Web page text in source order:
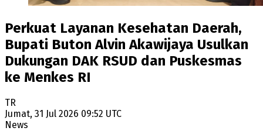
Perkuat Layanan Kesehatan Daerah,
Bupati Buton Alvin Akawijaya Usulkan
Dukungan DAK RSUD dan Puskesmas
ke Menkes RI
TR
Jumat, 31 Jul 2026 09:52 UTC
News